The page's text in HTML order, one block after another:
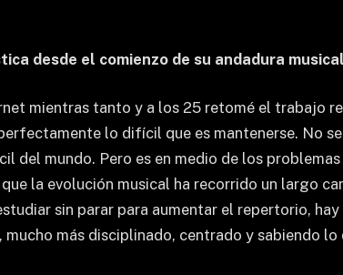
desde el comienzo de su andadura
mientras tanto y a los 25 retomé el trabajo
lo difícil que es mantenerse. No
del mundo. Pero es en medio de los
la evolución musical ha recorrido un largo
sin parar para aumentar el repertorio, hay
más disciplinado, centrado y sabiendo lo